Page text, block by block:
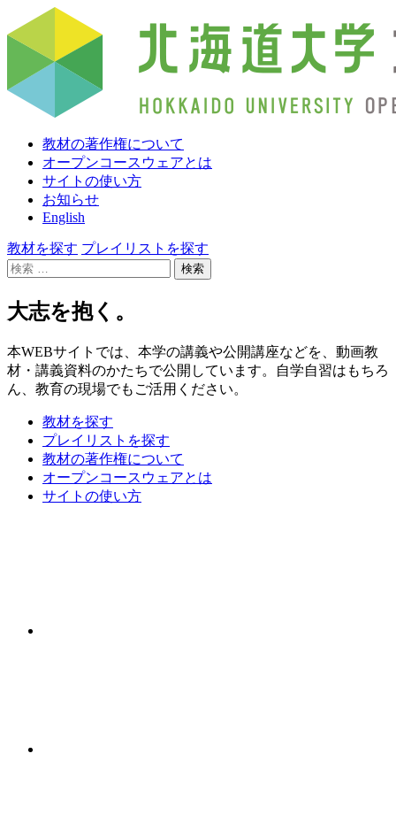
教材の著作権について
オープンコースウェアとは
サイトの使い方
お知らせ
English
教材を探す プレイリストを探す
検
大志を抱く。
本WEBサイトでは、本学の講義や公開講座などを、動画教
材・講義資料のかたちで公開しています。自学自習はもちろ
ん、教育の現場でもご活用ください。
教材を探す
プレイリストを探す
教材の著作権について
オープンコースウェアとは
サイトの使い方